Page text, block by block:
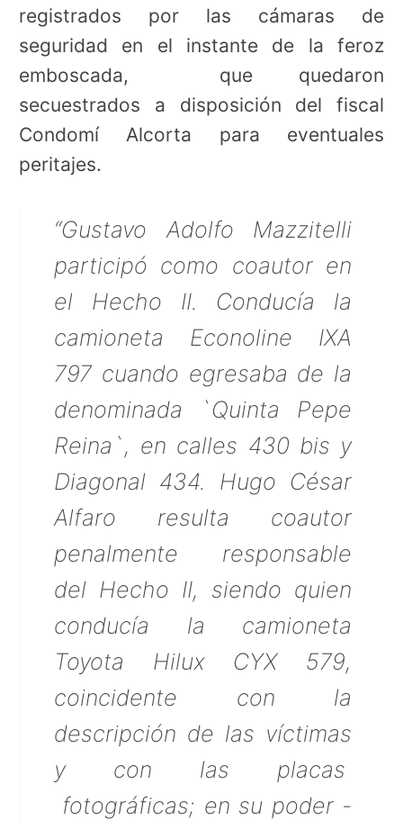
registrados por las cámaras de
seguridad en el instante de la feroz
emboscada, que quedaron
secuestrados a disposición del fiscal
Condomí Alcorta para eventuales
peritajes.
“Gustavo Adolfo Mazzitelli
participó como coautor en
el Hecho II. Conducía la
camioneta Econoline IXA
797 cuando egresaba de la
denominada `Quinta Pepe
Reina`, en calles 430 bis y
Diagonal 434. Hugo César
Alfaro resulta coautor
penalmente responsable
del Hecho II, siendo quien
conducía la camioneta
Toyota Hilux CYX 579,
coincidente con la
descripción de las víctimas
y con las placas
fotográficas; en su poder -